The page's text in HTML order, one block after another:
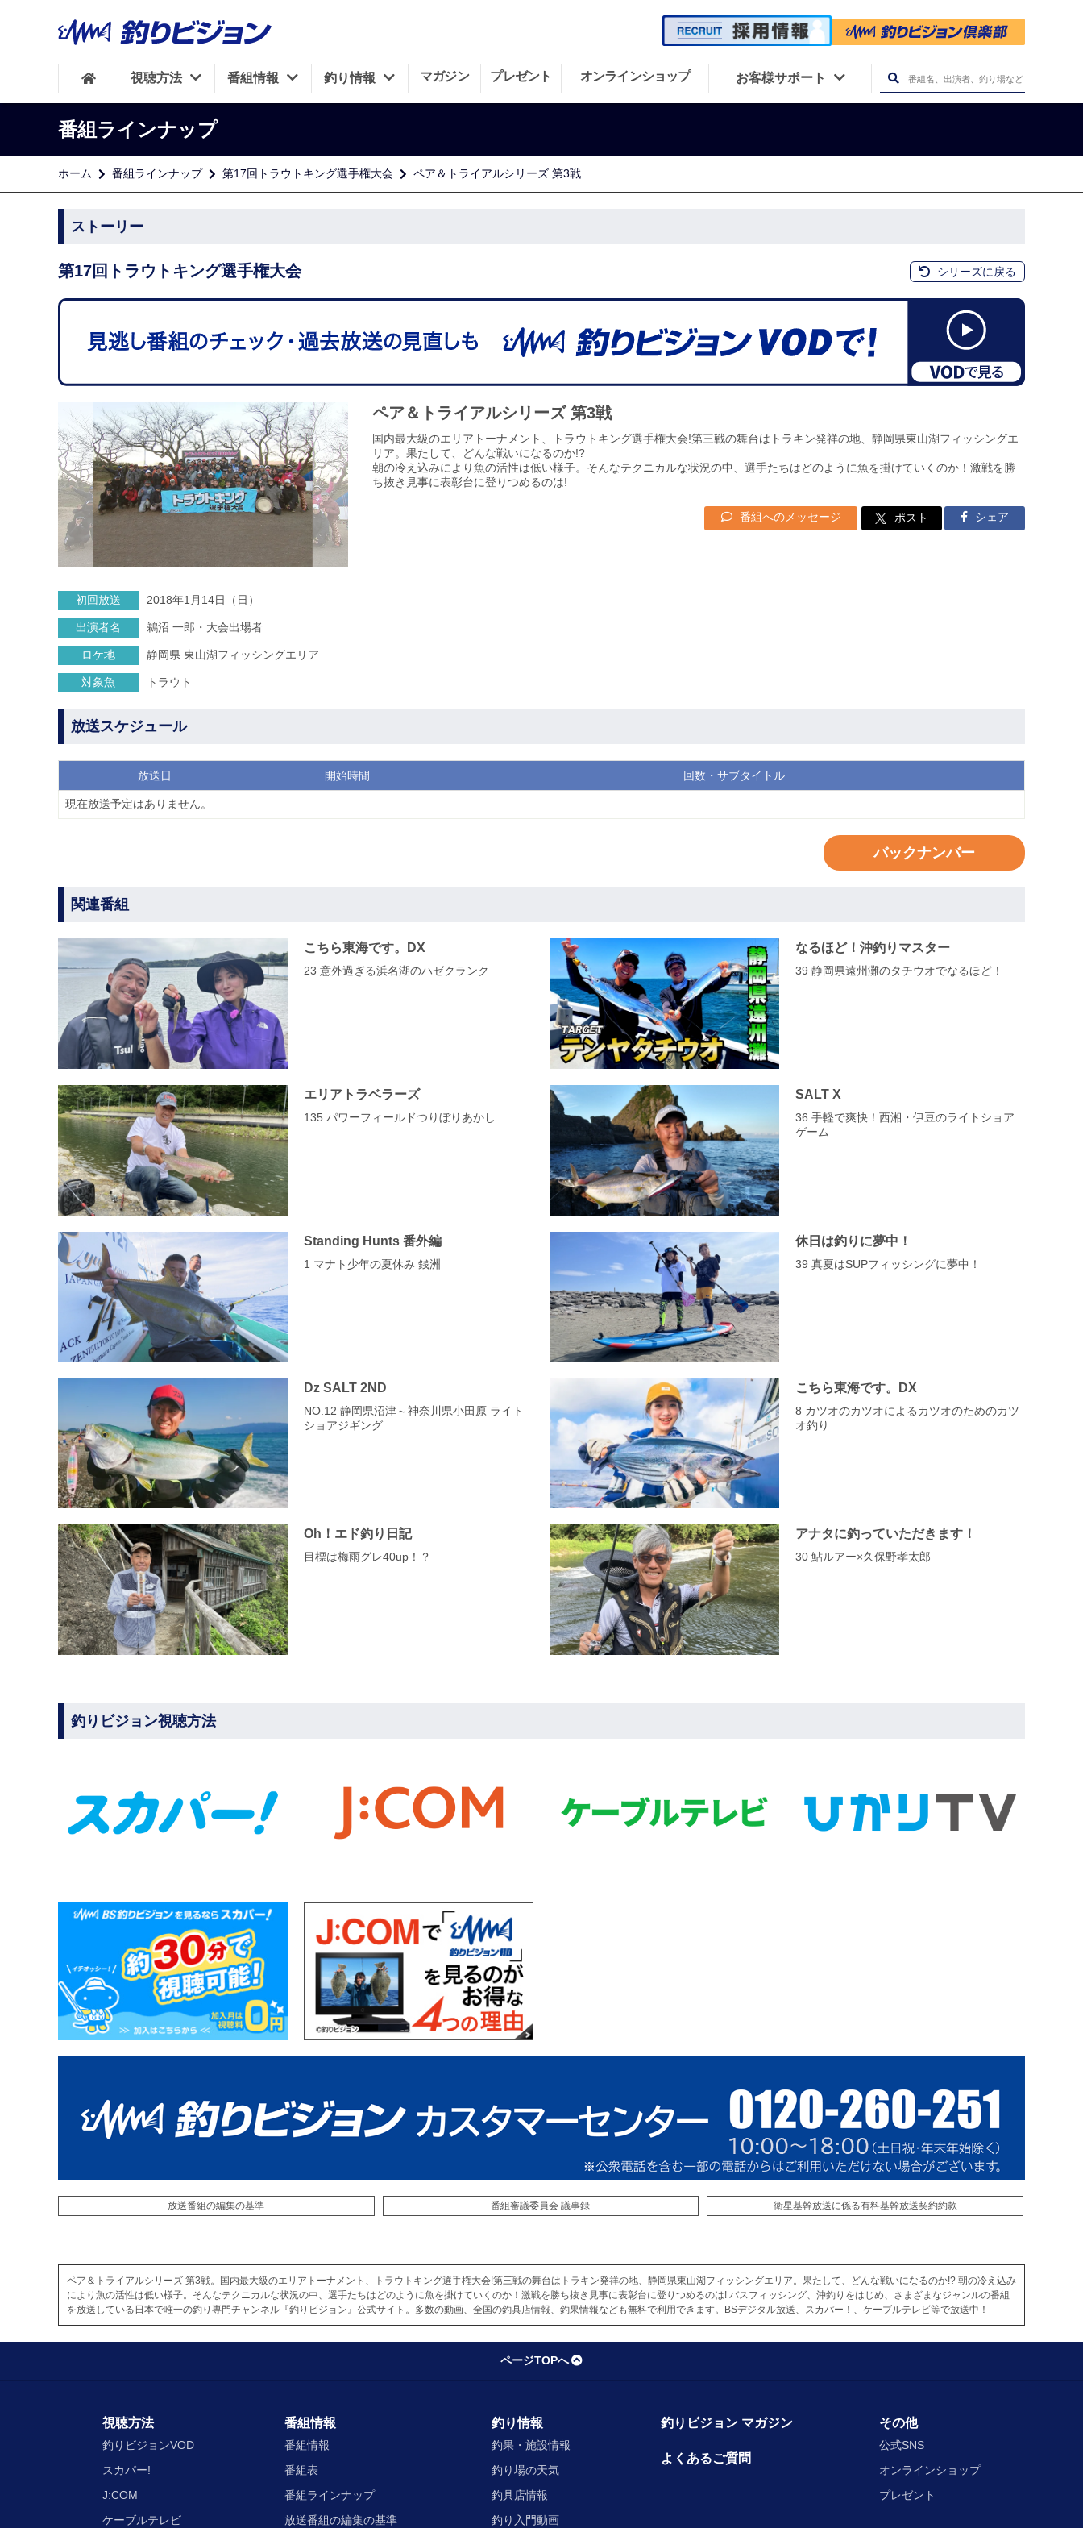
視聴方法 番組情報 釣り情報 マガジン プレゼント オンラインショップ お客様サポート
番組ラインナップ
ホーム 番組ラインナップ 第17回トラウトキング選手権大会 ペア＆トライアルシリーズ 第3戦
ストーリー
第17回トラウトキング選手権大会 シリーズに戻る
ペア＆トライアルシリーズ 第3戦
国内最大級のエリアトーナメント、トラウトキング選手権大会!第三戦の舞台はトラキン発祥の地、静岡県東山湖フィッシングエ
リア。果たして、どんな戦いになるのか!?
朝の冷え込みにより魚の活性は低い様子。そんなテクニカルな状況の中、選手たちはどのように魚を掛けていくのか！激戦を勝
ち抜き見事に表彰台に登りつめるのは!
番組へのメッセージ ポスト シェア
初回放送 2018年1月14日（日）
出演者名 鵜沼 一郎・大会出場者
ロケ地 静岡県 東山湖フィッシングエリア
対象魚 トラウト
放送スケジュール
放送日 開始時間 回数・サブタイトル
現在放送予定はありません。
バックナンバー
関連番組
こちら東海です。DX
23 意外過ぎる浜名湖のハゼクランク
なるほど！沖釣りマスター
39 静岡県遠州灘のタチウオでなるほど！
エリアトラベラーズ
135 パワーフィールドつりぼりあかし
SALT X
36 手軽で爽快！西湘・伊豆のライトショア
ゲーム
Standing Hunts 番外編
1 マナト少年の夏休み 銭洲
休日は釣りに夢中！
39 真夏はSUPフィッシングに夢中！
Dz SALT 2ND
NO.12 静岡県沼津～神奈川県小田原 ライト
ショアジギング
こちら東海です。DX
8 カツオのカツオによるカツオのためのカツ
オ釣り
Oh！エド釣り日記
目標は梅雨グレ40up！？
アナタに釣っていただきます！
30 鮎ルアー×久保野孝太郎
釣りビジョン視聴方法
放送番組の編集の基準 番組審議委員会 議事録 衛星基幹放送に係る有料基幹放送契約約款
ペア＆トライアルシリーズ 第3戦。国内最大級のエリアトーナメント、トラウトキング選手権大会!第三戦の舞台はトラキン発祥の地、静岡県東山湖フィッシングエリア。果たして、どんな戦いになるのか!? 朝の冷え込み
により魚の活性は低い様子。そんなテクニカルな状況の中、選手たちはどのように魚を掛けていくのか！激戦を勝ち抜き見事に表彰台に登りつめるのは! バスフィッシング、沖釣りをはじめ、さまざまなジャンルの番組
を放送している日本で唯一の釣り専門チャンネル『釣りビジョン』公式サイト。多数の動画、全国の釣具店情報、釣果情報なども無料で利用できます。BSデジタル放送、スカパー！、ケーブルテレビ等で放送中！
ページTOPへ
視聴方法
釣りビジョンVOD
スカパー!
J:COM
ケーブルテレビ
番組情報
番組情報
番組表
番組ラインナップ
放送番組の編集の基準
釣り情報
釣果・施設情報
釣り場の天気
釣具店情報
釣り入門動画
釣りビジョン マガジン
よくあるご質問
その他
公式SNS
オンラインショップ
プレゼント